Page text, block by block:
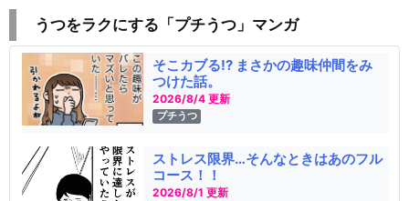
うつをラクにする「プチうつ」マンガ
そこカブる!? まさかの趣味仲間をみ
つけた話。
2026/8/4 更新
プチうつ
ストレス限界…そんなときはあのフル
コース！！
2026/8/1 更新